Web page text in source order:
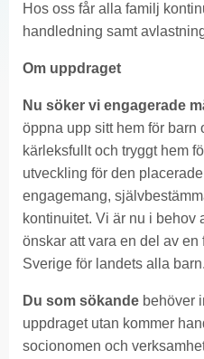
Hos oss får alla familj
handledning samt
Om uppdraget
Nu söker vi engagerade
öppna upp sitt hem för barn
kärleksfullt och tryggt hem
utveckling för den
engagemang,
kontinuitet. Vi är nu i behov
önskar att vara en del av en
Sverige för landets alla barn.
Du som sökande behöver
uppdraget utan kommer
socionomen och